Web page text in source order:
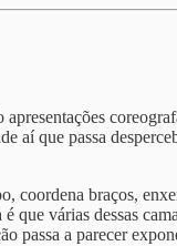
apresentações
que passa
coordena braços,
que várias dessas
passa a parecer